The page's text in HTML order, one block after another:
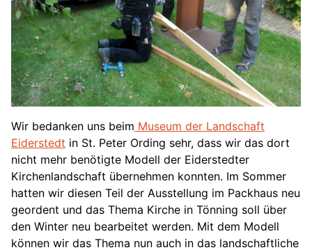
Wir bedanken uns beim Museum der Landschaft
Eiderstedt in St. Peter Ording sehr, dass wir das dort
nicht mehr benötigte Modell der Eiderstedter
Kirchenlandschaft übernehmen konnten. Im Sommer
hatten wir diesen Teil der Ausstellung im Packhaus neu
geordent und das Thema Kirche in Tönning soll über
den Winter neu bearbeitet werden. Mit dem Modell
können wir das Thema nun auch in das landschaftliche